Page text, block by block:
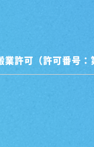
業許可（許可番号